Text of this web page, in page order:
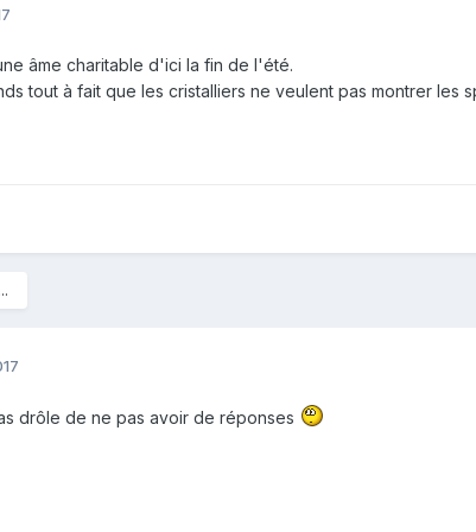
âme charitable d'ici la fin de l'été.
tout à fait que les cristalliers ne veulent pas montrer les
drôle de ne pas avoir de réponses